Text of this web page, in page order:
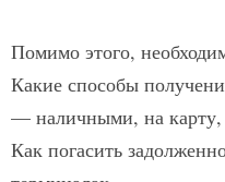
Помимо этого,
Какие способы
— наличными, на карту,
Как погасить